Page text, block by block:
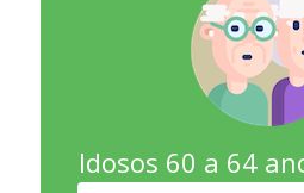
Idosos 60 a 64